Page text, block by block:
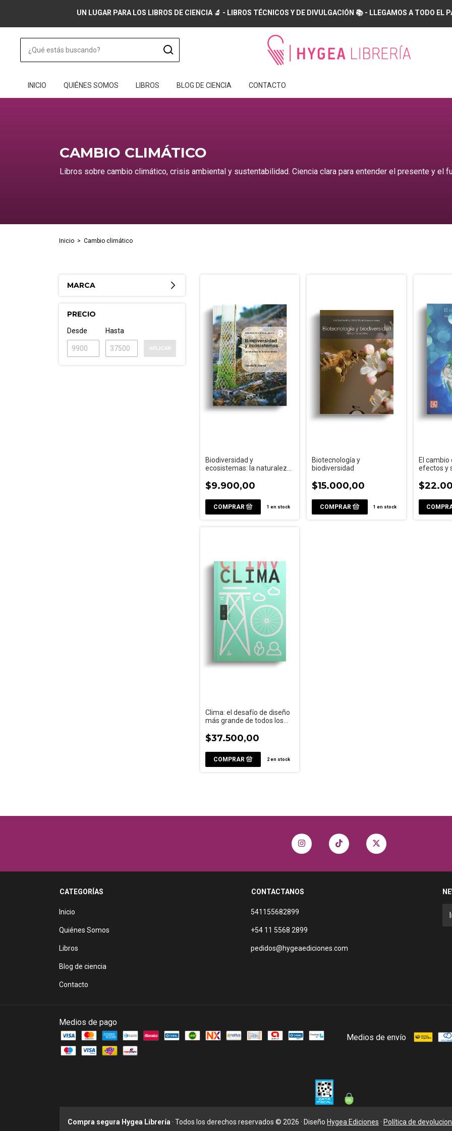
UN LUGAR PARA LOS LIBROS DE CIENCIA 🔬 - LIBROS TÉCNICOS Y DE DIVULGACIÓN 📚 - LLEGAMOS A TODO
INICIO QUIÉNES SOMOS LIBROS BLOG DE CIENCIA CONTACTO
CAMBIO CLIMÁTICO
Libros sobre cambio climático, crisis ambiental y sustentabilidad. Ciencia clara para entender el presente y el
Inicio > Cambio climático
MARCA
PRECIO
Desde Hasta
APLICAR
Biodiversidad y
ecosistemas: la naturaleza
$9.900,00
1 en stock
Biotecnología y
biodiversidad
$15.000,00
1 en stock
El cambio
efectos y
Clima: el desafío de diseño
más grande de todos los
$37.500,00
2en stock
CATEGORÍAS
Inicio
Quiénes Somos
Libros
Blog de ciencia
Contacto
CONTACTANOS
541155682899
+54 11 5568 2899
pedidos@hygeaediciones.com
Medios de pago
Medios de envío
Compra segura Hygea Librería · Todos los derechos reservados © 2026 · Diseño Hygea Ediciones · Política de